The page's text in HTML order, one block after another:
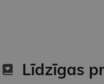
Līdzīgas